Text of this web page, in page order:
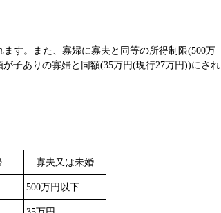
ます。また、寡婦に寡夫と同等の所得制限(500万
子ありの寡婦と同額(35万円(現行27万円))にされ
寡夫又は未婚
500万円以下